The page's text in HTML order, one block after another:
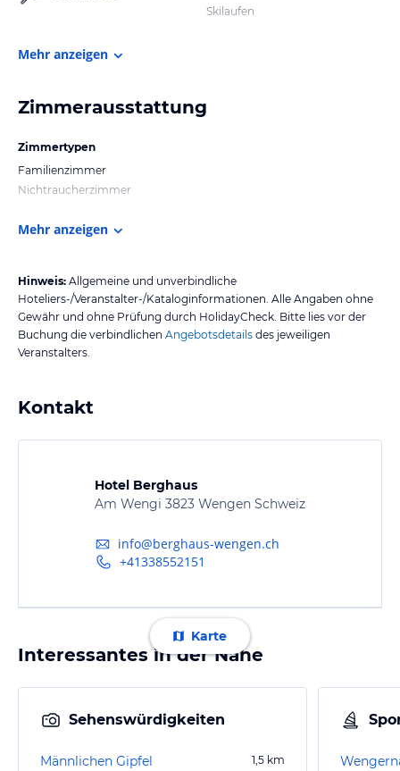
Skilaufen
Mehr anzeigen
Zimmerausstattung
Zimmertypen
Familienzimmer
Nichtraucherzimmer
Mehr anzeigen
Hinweis: Allgemeine und unverbindliche
Hoteliers-/Veranstalter-/Kataloginformationen. Alle Angaben ohne
Gewähr und ohne Prüfung durch HolidayCheck. Bitte lies vor der
Buchung die verbindlichen Angebotsdetails des jeweiligen
Veranstalters.
Kontakt
Hotel Berghaus
Am Wengi 3823 Wengen Schweiz
info@berghaus-wengen.ch
+41338552151
Karte
Interessantes in der Nähe
Sehenswürdigkeiten
Männlichen Gipfel 1,5 km